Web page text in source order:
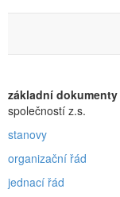
základní dokumenty
společností z.s.
stanovy
organizační řád
jednací řád